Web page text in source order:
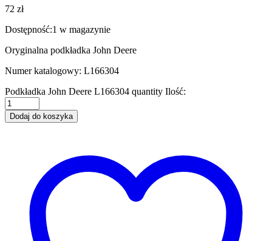
72 zł
Dostępność:1 w magazynie
Oryginalna podkładka John Deere
Numer katalogowy: L166304
Podkładka John Deere L166304 quantity Ilość:
Dodaj do koszyka